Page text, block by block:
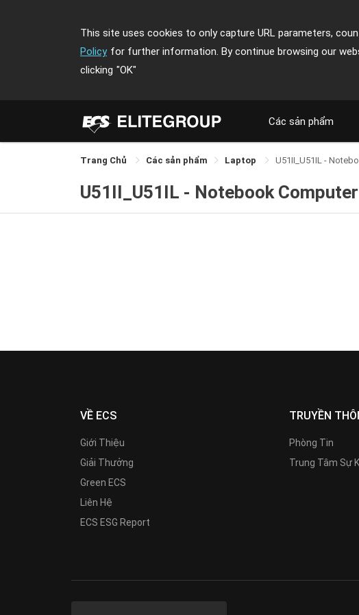
This site uses cookies to only capture URL parameters,
Policy for further information. By continue browsing our
clicking "OK"
Các sản phẩm
Trang Chủ Các sản phẩm Laptop U51II_U51IL -
U51II_U51IL - Notebook Computer
VỀ ECS
Giới Thiệu
Giải Thưởng
Green ECS
Liên Hệ
ECS ESG Report
TRUYỀN
Phòng Tin
Trung Tâm Sự